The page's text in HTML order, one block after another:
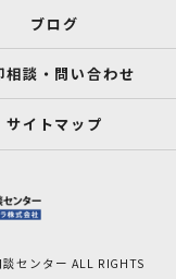
ブログ
相談・問い合わせ
サイトマップ
センター ALL RIGHTS